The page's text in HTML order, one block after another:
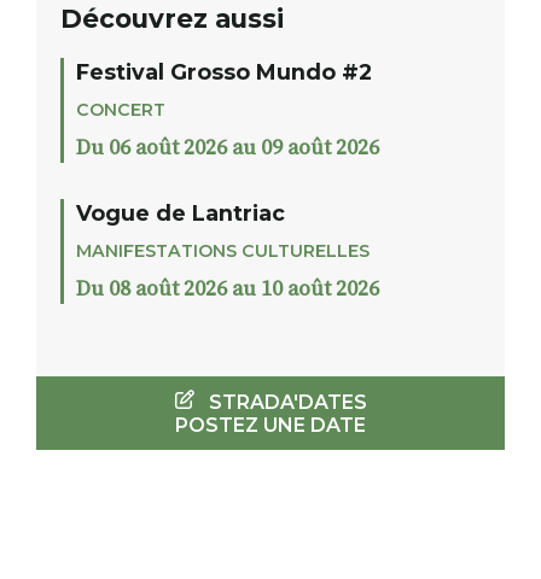
Découvrez aussi
Festival Grosso Mundo #2
CONCERT
Du 06 août 2026 au 09 août 2026
Vogue de Lantriac
MANIFESTATIONS CULTURELLES
Du 08 août 2026 au 10 août 2026
STRADA'DATES
POSTEZ UNE DATE